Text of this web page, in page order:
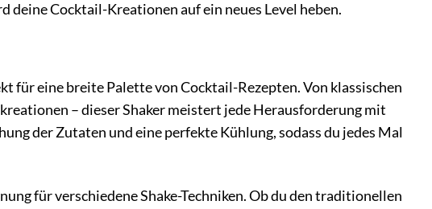
Cocktail-Kreationen auf ein neues Level heben.
für eine breite Palette von Cocktail-Rezepten. Von klassischen
– dieser Shaker meistert jede Herausforderung mit
der Zutaten und eine perfekte Kühlung, sodass du jedes Mal
für verschiedene Shake-Techniken. Ob du den traditionellen